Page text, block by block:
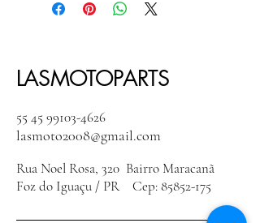
LASMOTOPARTS
55 45 99103-4626
lasmoto2008@gmail.com
Rua Noel Rosa, 320 Bairro Maracanã
Foz do Iguaçu / PR Cep:85852-175